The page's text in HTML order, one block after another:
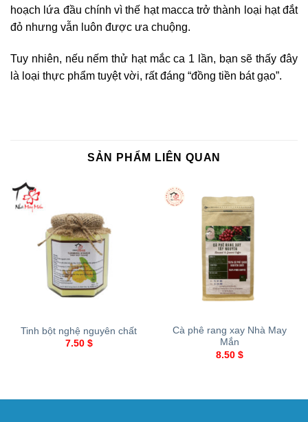
hoạch lứa đầu chính vì thế hạt macca trở thành loại hạt đắt
đỏ nhưng vẫn luôn được ưa chuộng.
Tuy nhiên, nếu nếm thử hạt mắc ca 1 lần, bạn sẽ thấy đây
là loại thực phẩm tuyệt vời, rất đáng “đồng tiền bát gạo”.
SẢN PHẨM LIÊN QUAN
Tinh bột nghệ nguyên chất
7.50 $
Cà phê rang xay Nhà May
Mắn
8.50 $